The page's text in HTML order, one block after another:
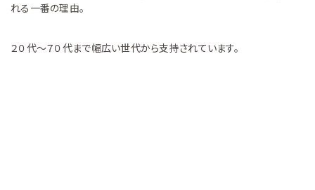
れる一番の理由。
２０代～７０代まで幅広い世代から支持されています。